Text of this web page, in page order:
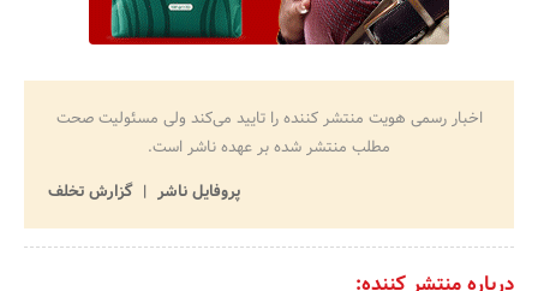
اخبار رسمی هویت منتشر کننده را تایید می‌کند ولی مسئولیت صحت
مطلب منتشر شده بر عهده ناشر است.
پروفایل ناشر
گزارش تخلف
درباره منتشر کننده: